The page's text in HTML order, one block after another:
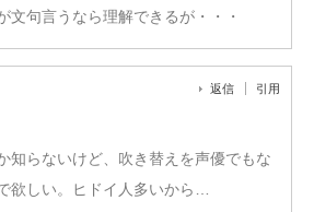
文句言うなら理解できるが・・・
返信 引用
知らないけど、吹き替えを声優でもな
欲しい。ヒドイ人多いから…